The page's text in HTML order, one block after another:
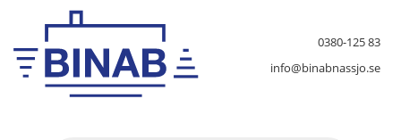
0380-125 83
info@binabnassjo.se